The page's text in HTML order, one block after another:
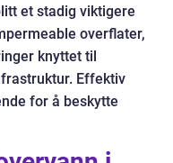
et stadig viktigere
overflater,
knyttet til
Effektiv
for å beskytte